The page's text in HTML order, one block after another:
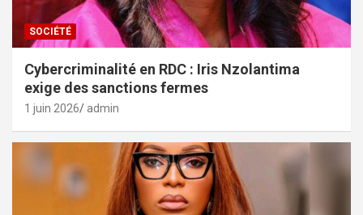
SOCIÉTÉ
Cybercriminalité en RDC : Iris Nzolantima
exige des sanctions fermes
1 juin 2026 admin